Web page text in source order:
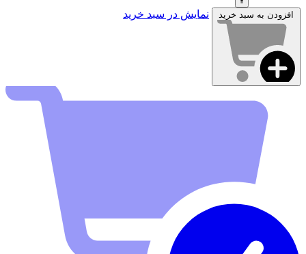
افزودن به سبد خرید نمایش در سبد خرید